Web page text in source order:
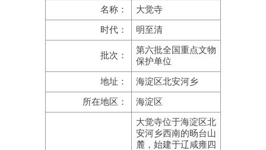
名称： 大觉寺
时代： 明至清
批次：
第六批全国重点文物
保护单位
地址： 海淀区北安河乡
所在地区： 海淀区
大觉寺位于海淀区北
安河乡西南的旸台山
麓，始建于辽咸雍四